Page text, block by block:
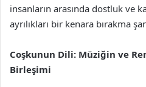
insanların arasında dostluk ve
ayrılıkları bir kenara bırakma
Coşkunun Dili: Müziğin ve
Birleşimi